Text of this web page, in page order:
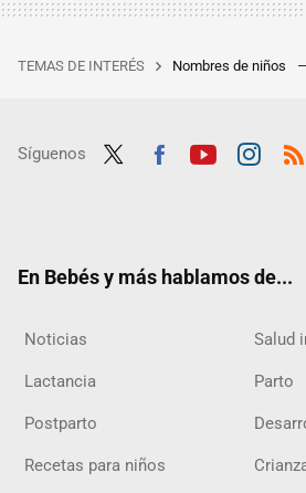
TEMAS DE INTERÉS Nombres de niños
Síguenos
En Bebés y más hablamos de...
Noticias Salud
Lactancia Parto
Postparto
Recetas para niños